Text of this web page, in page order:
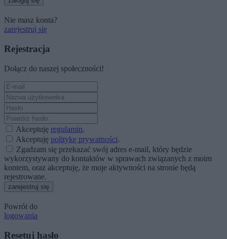
Nie masz konta?
zarejestruj się
Rejestracja
Dołącz do naszej społeczności!
Akceptuję regulamin.
Akceptuję politykę prywatności.
Zgadzam się przekazać swój adres e-mail, który będzie
wykorzystywany do kontaktów w sprawach związanych z moim
kontem, oraz akceptuję, że moje aktywności na stronie będą
rejestrowane.
zarejestruj się
Powrót do
logowania
Resetuj hasło